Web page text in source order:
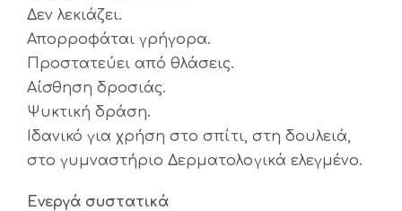
Δεν λεκιάζει.
Απορροφάται γρήγορα.
Προστατεύει από θλάσεις.
Αίσθηση δροσιάς.
Ψυκτική δράση.
Ιδανικό για χρήση στο σπίτι, στη δουλειά,
στο γυμναστήριο Δερματολογικά ελεγμένο.
Ενεργά συστατικά